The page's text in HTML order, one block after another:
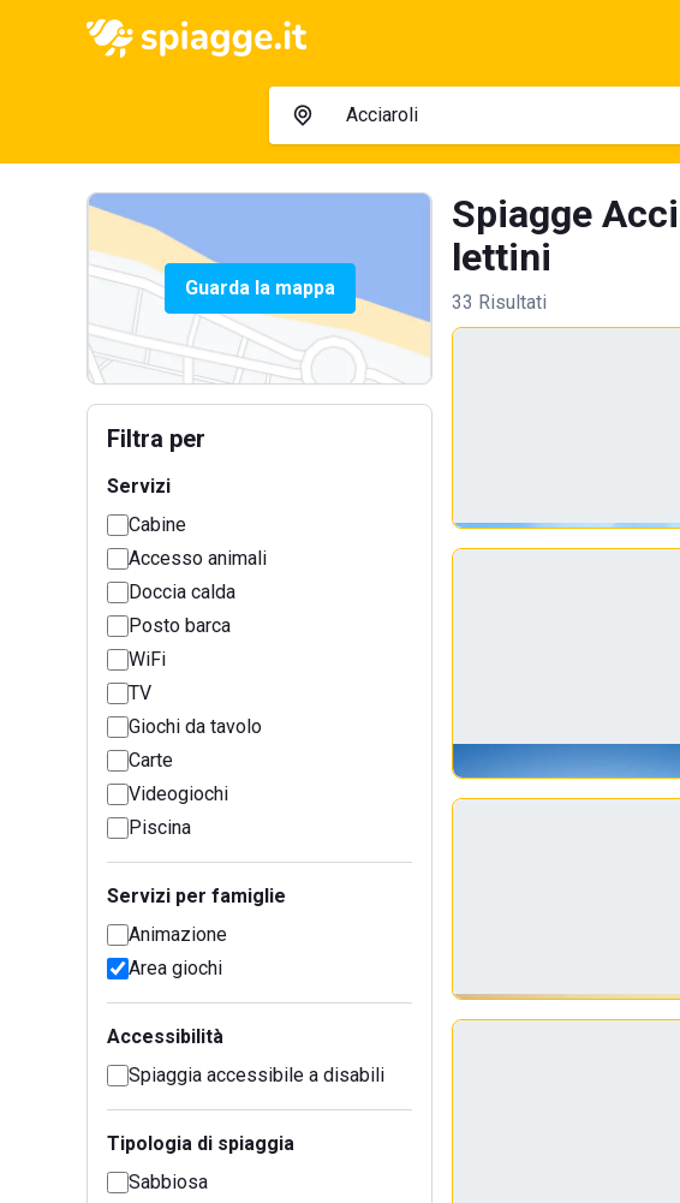
Guarda la mappa
Filtra per
Servizi
Cabine
Accesso animali
Doccia calda
Posto barca
WiFi
TV
Giochi da tavolo
Carte
Videogiochi
Piscina
Servizi per famiglie
Animazione
Area giochi
Accessibilità
Spiaggia accessibile a disabili
Tipologia di spiaggia
Sabbiosa
Spiagge
lettini
33 Risultati